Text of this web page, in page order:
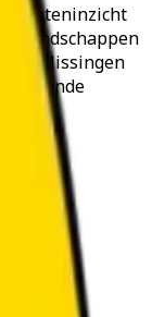
beslissingen